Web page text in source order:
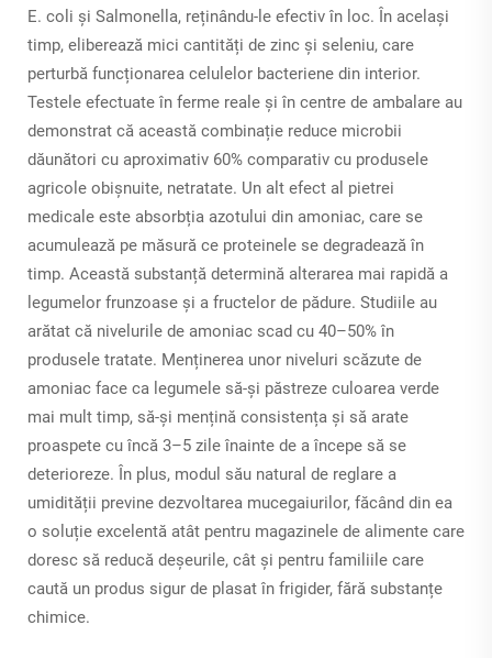
E. coli și Salmonella, reținându-le efectiv în loc. În același
timp, eliberează mici cantități de zinc și seleniu, care
perturbă funcționarea celulelor bacteriene din interior.
Testele efectuate în ferme reale și în centre de ambalare au
demonstrat că această combinație reduce microbii
dăunători cu aproximativ 60% comparativ cu produsele
agricole obișnuite, netratate. Un alt efect al pietrei
medicale este absorbția azotului din amoniac, care se
acumulează pe măsură ce proteinele se degradează în
timp. Această substanță determină alterarea mai rapidă a
legumelor frunzoase și a fructelor de pădure. Studiile au
arătat că nivelurile de amoniac scad cu 40–50% în
produsele tratate. Menținerea unor niveluri scăzute de
amoniac face ca legumele să-și păstreze culoarea verde
mai mult timp, să-și mențină consistența și să arate
proaspete cu încă 3–5 zile înainte de a începe să se
deterioreze. În plus, modul său natural de reglare a
umidității previne dezvoltarea mucegaiurilor, făcând din ea
o soluție excelentă atât pentru magazinele de alimente care
doresc să reducă deșeurile, cât și pentru familiile care
caută un produs sigur de plasat în frigider, fără substanțe
chimice.